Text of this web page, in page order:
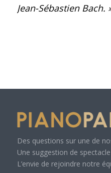
Jean-Sébastien Bach.
Des questions sur une de
Une suggestion de spectacle
L’envie de rejoindre notre